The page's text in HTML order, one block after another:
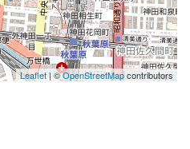
Leaflet| ©OpenStreetMapcontributors